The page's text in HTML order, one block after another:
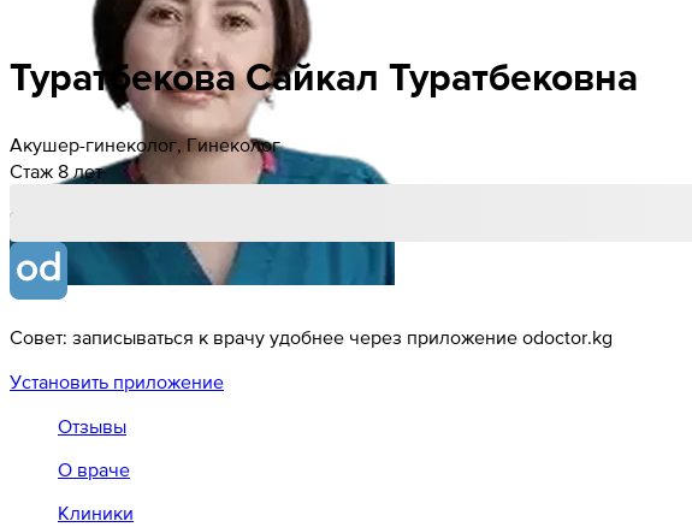
ТуратбековаСайкал Туратбековна
Акушер-гинеколог, Гинеколог
Стаж 8 лет
Совет: записываться к врачу удобнее через приложение odoctor.kg
Установить приложение
Отзывы
О враче
Клиники